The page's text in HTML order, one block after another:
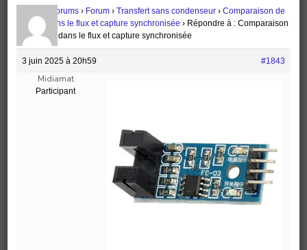
Forums › Forum › Transfert sans condenseur › Comparaison de
capture dans le flux et capture synchronisée › Répondre à : Comparaison
de capture dans le flux et capture synchronisée
3 juin 2025 à 20h59 #1843
Midiamat
Participant